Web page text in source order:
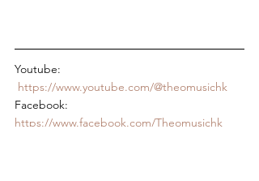
Youtube:
https://www.youtube.com/@theomusichk
Facebook:
https://www.facebook.com/Theomusichk